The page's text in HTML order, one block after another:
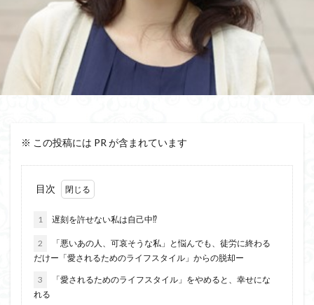
※ この投稿には PR が含まれています
目次
1 遅刻を許せない私は自己中⁉
2
「悪いあの人、可哀そうな私」と悩んでも、徒労に終わる
だけー「愛されるためのライフスタイル」からの脱却ー
3
「愛されるためのライフスタイル」をやめると、幸せにな
れる